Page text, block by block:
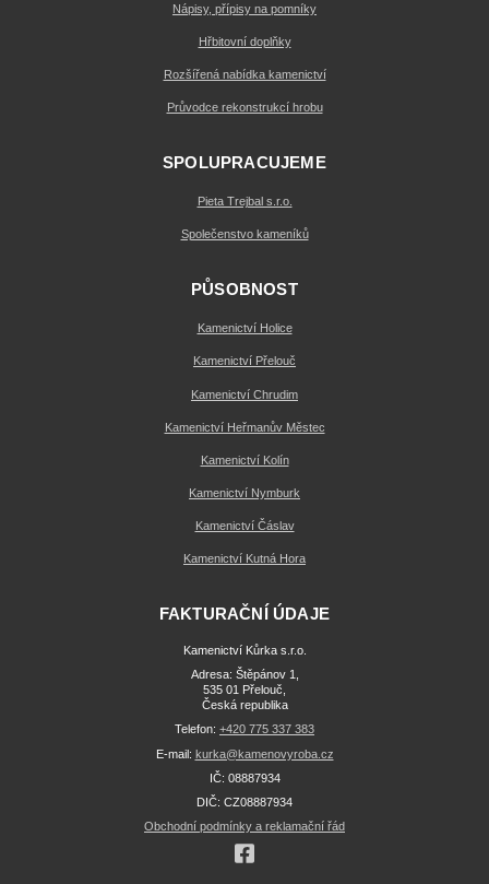
Nápisy, přípisy na pomníky
Hřbitovní doplňky
Rozšířená nabídka kamenictví
Průvodce rekonstrukcí hrobu
SPOLUPRACUJEME
Pieta Trejbal s.r.o.
Společenstvo kameníků
PŮSOBNOST
Kamenictví Holice
Kamenictví Přelouč
Kamenictví Chrudim
Kamenictví Heřmanův Městec
Kamenictví Kolín
Kamenictví Nymburk
Kamenictví Čáslav
Kamenictví Kutná Hora
FAKTURAČNÍ ÚDAJE
Kamenictví Kůrka s.r.o.
Adresa: Štěpánov 1,
535 01 Přelouč,
Česká republika
Telefon: +420 775 337 383
E-mail: kurka@kamenovyroba.cz
IČ: 08887934
DIČ: CZ08887934
Obchodní podmínky a reklamační řád